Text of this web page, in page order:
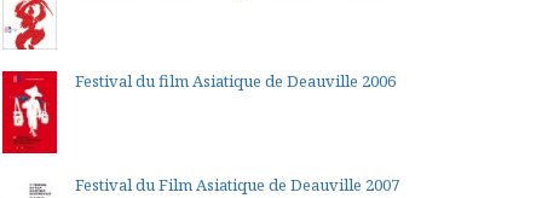
Festival du film Asiatique de Deauville 2006
Festival du Film Asiatique de Deauville 2007